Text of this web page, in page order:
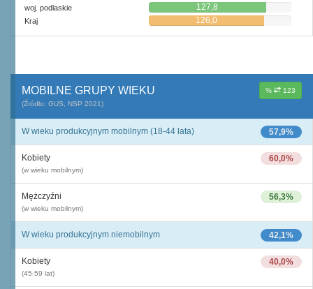
woj. podlaskie 127,8
Kraj 126,0
% 123
MOBILNE GRUPY WIEKU
(Źródło: GUS, NSP 2021)
57,9%
W wieku produkcyjnym mobilnym (18-44 lata)
60,0%
Kobiety
(w wieku mobilnym)
56,3%
Mężczyźni
(w wieku mobilnym)
42,1%
W wieku produkcyjnym niemobilnym
40,0%
Kobiety
(45-59 lat)